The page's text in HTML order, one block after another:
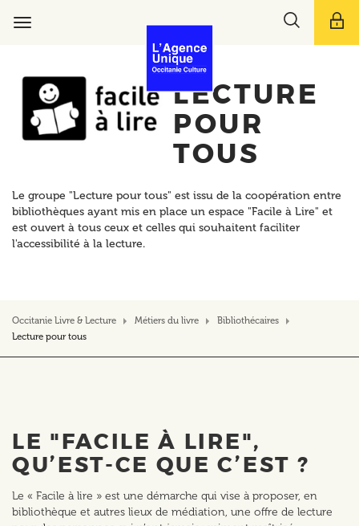
Toggle
LECTURE
POUR
TOUS
Le groupe "Lecture pour tous" est issu de la coopération entre
bibliothèques ayant mis en place un espace "Facile à Lire" et
est ouvert à tous ceux et celles qui souhaitent faciliter
l'accessibilité à la lecture.
Occitanie Livre & Lecture Métiers du livre
Bibliothécaires
Lecture pour tous
LE "FACILE À LIRE",
QU’EST-CE QUE C’EST ?
Le « Facile à lire » est une démarche qui vise à proposer, en
bibliothèque et autres lieux de médiation, une offre de lecture